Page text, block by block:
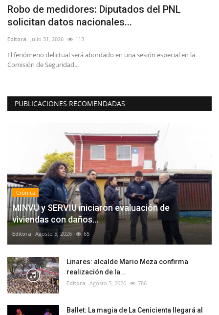
Robo de medidores: Diputados del PNL
solicitan datos nacionales...
Editora Julio 31, 2026 113
El fenómeno delictual será abordado en una sesión especial en la
Comisión de Seguridad...
PUBLICACIONES RECOMENDADAS
Crónica
MINVU y SERVIU iniciaron evaluación de
viviendas con daños...
Editora Agosto 5, 2026 65
Linares: alcalde Mario Meza confirma
realización de la...
Editora Agosto 5, 2026 786
Ballet: La magia de La Cenicienta llegará al